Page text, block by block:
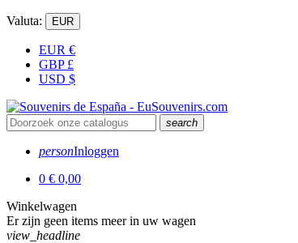
Valuta: EUR
EUR €
GBP £
USD $
search
personInloggen
0 € 0,00
Winkelwagen
Er zijn geen items meer in uw wagen
view_headline